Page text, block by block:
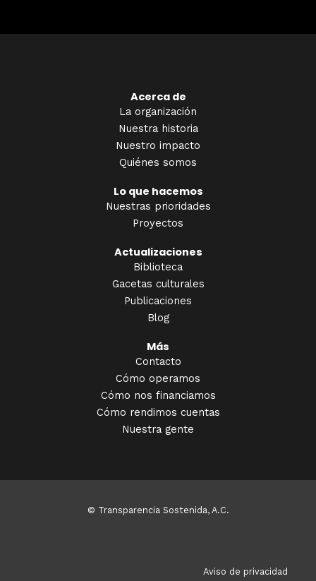
Acerca de
La organización
Nuestra historia
Nuestro impacto
Quiénes somos
Lo que hacemos
Nuestras prioridades
Proyectos
Actualizaciones
Biblioteca
Gacetas culturales
Publicaciones
Blog
Más
Contacto
Cómo operamos
Cómo nos financiamos
Cómo rendimos cuentas
Nuestra gente
© Transparencia Sostenida, A.C.
Aviso de privacidad